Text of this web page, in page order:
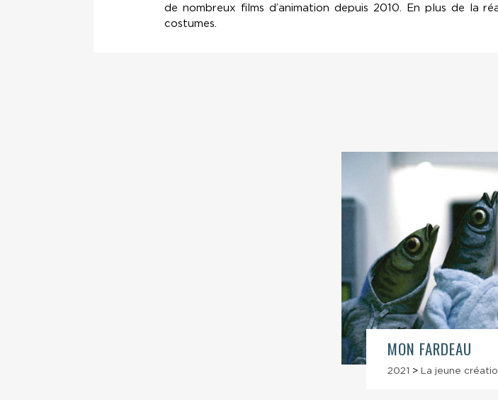
de nombreux films d’animation depuis 2010. En plus de la
costumes.
MON FARDEAU
2021 > La jeune